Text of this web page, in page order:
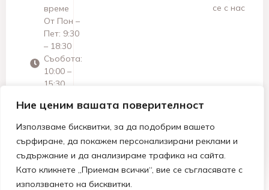
Ние ценим вашата поверителност
Използваме бисквитки, за да подобрим вашето
сърфиране, да покажем персонализирани реклами и
съдържание и да анализираме трафика на сайта.
Като кликнете „Приемам всички“, вие се съгласявате с
използването на бисквитки.
време
От Пон –
Пет: 9:30
– 18:30
Съобота:
10:00 –
15:30
Почивен
се с нас
© 2026 МАРТЕА ДЗЗД | Всички права запазени.